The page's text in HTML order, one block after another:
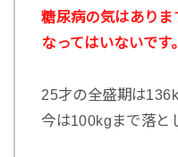
糖尿病の気はありま
なってはいないです。
25才の全盛期は
今は100kgまで落と